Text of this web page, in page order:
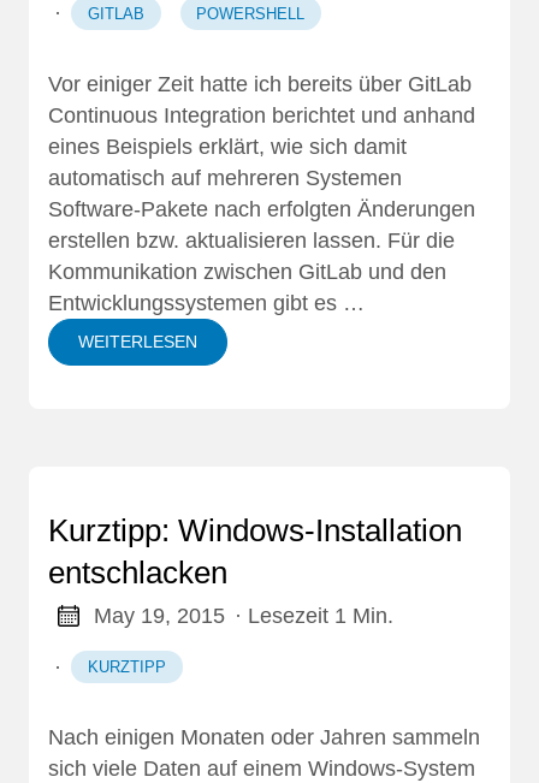
· GITLAB POWERSHELL
Vor einiger Zeit hatte ich bereits über GitLab
Continuous Integration berichtet und anhand
eines Beispiels erklärt, wie sich damit
automatisch auf mehreren Systemen
Software-Pakete nach erfolgten Änderungen
erstellen bzw. aktualisieren lassen. Für die
Kommunikation zwischen GitLab und den
Entwicklungssystemen gibt es …
WEITERLESEN
Kurztipp: Windows-Installation
entschlacken
May 19, 2015 · Lesezeit 1 Min.
· KURZTIPP
Nach einigen Monaten oder Jahren sammeln
sich viele Daten auf einem Windows-System